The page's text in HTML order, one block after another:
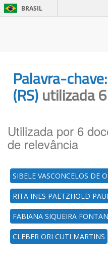
BRASIL
Palavra-
(RS)utilizada
Utilizada por 6
de relevância
SIBELE VASCONCELOS DE
RITA INES PAETZHOLD
FABIANA SIQUEIRA
CLEBER ORI CUTI MARTINS